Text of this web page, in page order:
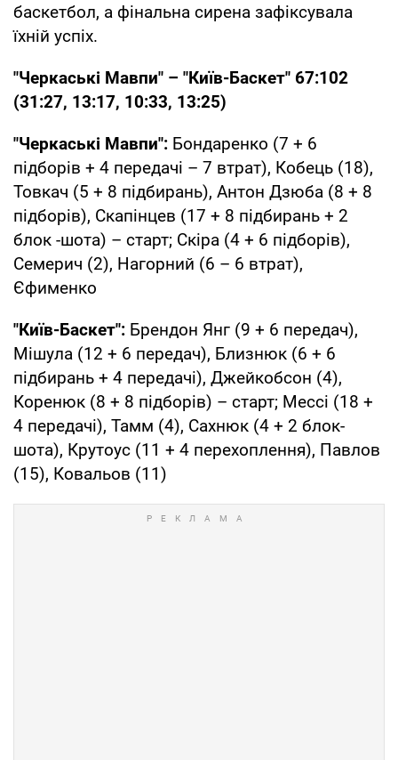
баскетбол, а фінальна сирена зафіксувала
їхній успіх.
"Черкаські Мавпи" – "Київ-Баскет" 67:102
(31:27, 13:17, 10:33, 13:25)
"Черкаські Мавпи": Бондаренко (7 + 6
підборів + 4 передачі – 7 втрат), Кобець (18),
Товкач (5 + 8 підбирань), Антон Дзюба (8 + 8
підборів), Скапінцев (17 + 8 підбирань + 2
блок -шота) – старт; Скіра (4 + 6 підборів),
Семерич (2), Нагорний (6 – 6 втрат),
Єфименко
"Київ-Баскет": Брендон Янг (9 + 6 передач),
Мішула (12 + 6 передач), Близнюк (6 + 6
підбирань + 4 передачі), Джейкобсон (4),
Коренюк (8 + 8 підборів) – старт; Мессі (18 +
4 передачі), Тамм (4), Сахнюк (4 + 2 блок-
шота), Крутоус (11 + 4 перехоплення), Павлов
(15), Ковальов (11)